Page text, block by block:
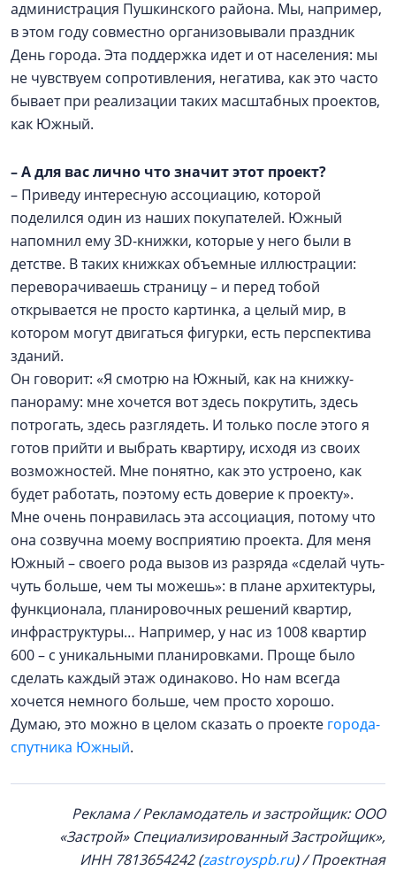
администрация Пушкинского района. Мы, например,
в этом году совместно организовывали праздник
День города. Эта поддержка идет и от населения: мы
не чувствуем сопротивления, негатива, как это часто
бывает при реализации таких масштабных проектов,
как Южный.
– А для вас лично что значит этот проект?
– Приведу интересную ассоциацию, которой
поделился один из наших покупателей. Южный
напомнил ему 3D-книжки, которые у него были в
детстве. В таких книжках объемные иллюстрации:
переворачиваешь страницу – и перед тобой
открывается не просто картинка, а целый мир, в
котором могут двигаться фигурки, есть перспектива
зданий.
Он говорит: «Я смотрю на Южный, как на книжку-
панораму: мне хочется вот здесь покрутить, здесь
потрогать, здесь разглядеть. И только после этого я
готов прийти и выбрать квартиру, исходя из своих
возможностей. Мне понятно, как это устроено, как
будет работать, поэтому есть доверие к проекту».
Мне очень понравилась эта ассоциация, потому что
она созвучна моему восприятию проекта. Для меня
Южный – своего рода вызов из разряда «сделай чуть-
чуть больше, чем ты можешь»: в плане архитектуры,
функционала, планировочных решений квартир,
инфраструктуры… Например, у нас из 1008 квартир
600 – с уникальными планировками. Проще было
сделать каждый этаж одинаково. Но нам всегда
хочется немного больше, чем просто хорошо.
Думаю, это можно в целом сказать о проекте города-
спутника Южный.
Реклама / Рекламодатель и застройщик: ООО
«Застрой» Специализированный Застройщик»,
ИНН 7813654242 (zastroyspb.ru)/ Проектная